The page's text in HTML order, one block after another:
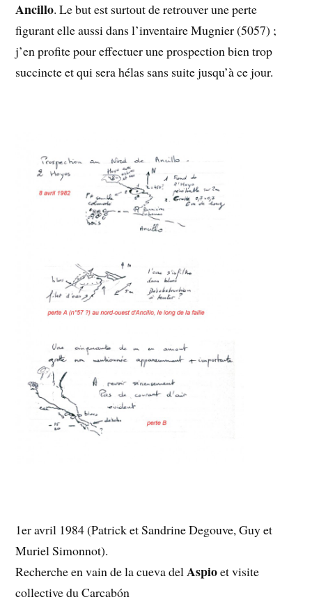
Ancillo. Le but est surtout de retrouver une perte
figurant elle aussi dans l’inventaire Mugnier (5057) ;
j’en profite pour effectuer une prospection bien trop
succincte et qui sera hélas sans suite jusqu’à ce jour.
1er avril 1984 (Patrick et Sandrine Degouve, Guy et
Muriel Simonnot).
Recherche en vain de la cueva delAspioet visite
collective du Carcabón